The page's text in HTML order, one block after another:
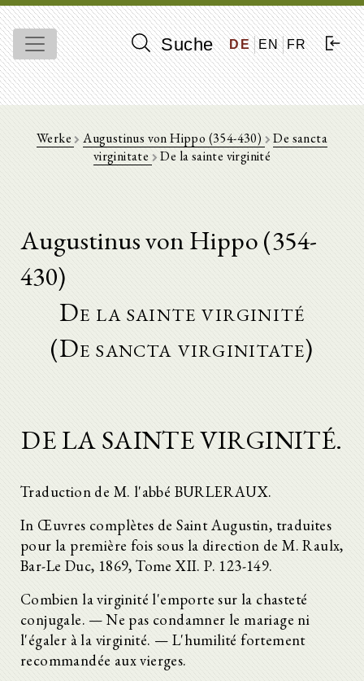
Suche DE EN FR
Werke Augustinus von Hippo (354-430)
De sancta
virginitate
De la sainte virginité
Augustinus von Hippo (354-
430)
De la sainte virginité
(De sancta virginitate)
DE LA SAINTE VIRGINITÉ.
Traduction de M. l'abbé BURLERAUX.
In Œuvres complètes de Saint Augustin, traduites
pour la première fois sous la direction de M. Raulx,
Bar-Le Duc, 1869, Tome XII. P. 123-149.
Combien la virginité l'emporte sur la chasteté
conjugale. — Ne pas condamner le mariage ni
l'égaler à la virginité. — L'humilité fortement
recommandée aux vierges.